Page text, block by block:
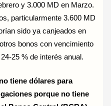
y 3.000 MD en Marzo.
particularmente 3.600 MD
sido ya canjeados en
bonos con vencimiento
25 % de interés anual.
tiene dólares para
porque no tiene